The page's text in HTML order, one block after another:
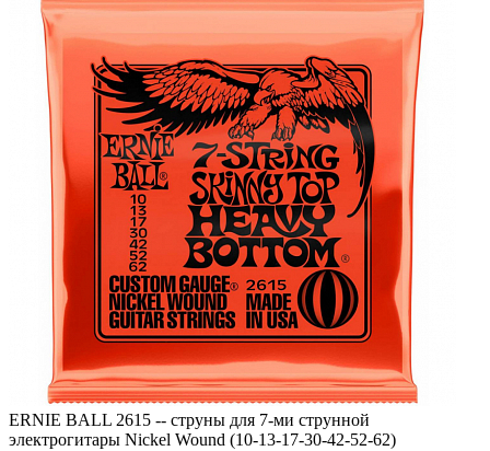
ERNIE BALL 2615 -- струны для 7-ми струнной
электрогитары Nickel Wound (10-13-17-30-42-52-62)